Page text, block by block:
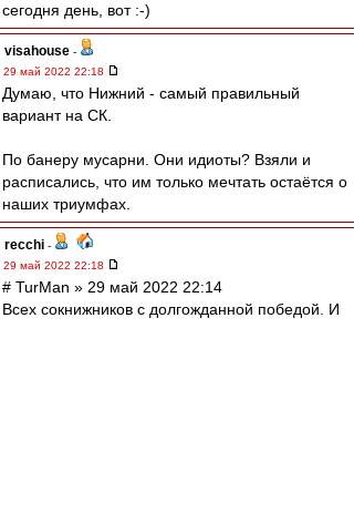
сегодня день, вот :-)
visahouse -
29 май 2022 22:18
Думаю, что Нижний - самый правильный
вариант на СК.
По банеру мусарни. Они идиоты? Взяли и
расписались, что им только мечтать остаётся о
наших триумфах.
recchi -
29 май 2022 22:18
# TurMan » 29 май 2022 22:14
Всех сокнижников с долгожданной победой. И